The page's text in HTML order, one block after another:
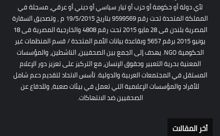
لأي دولة أو حكومة أو حزب أو تيار سياسي أو ديني أو عرقي، مسجلة في
المملكة المتحدة تحت رقم 9599569 بتاريخ 19/5/2015 م , وتصديق السفارة
المصرية بلندن فى 28 مايو 2015 تحت رقم 4808 والخارجية المصرية فى 18
يونيو 2015 برقم 5657 وبقاعدة بيانات الأمم المتحدة / قسم المنظمات غير
الحكومية NGO. يهدف إلى الجمع بين الصحفيين، الناشطين، والمؤسسات
المعنية بحرية التعبير وحقوق الإنسان، مع التركيز على تعزيز دور الإعلام
المستقل في المجتمعات العربية والدولية. تأسس الاتحاد لتقديم دعم شامل
للأفراد والمؤسسات الإعلامية التي تعمل في بيئات صعبة، وللدفاع عن
الصحفيين ضد الانتهاكات.
أخر المقالات